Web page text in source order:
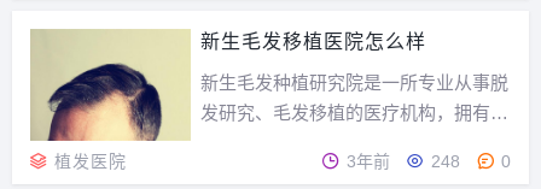
门毛发移植医院哪家好？澳门毛发移植
哪家好？澳门自目前为止并没有专做植
发的医疗美容...
新生毛发移植医院怎么样
新生毛发种植研究院是一所专业从事脱
发研究、毛发移植的医疗机构，拥有国
境以及技术稳定、操作娴熟、经验丰富
植发医院 3年前 248 0